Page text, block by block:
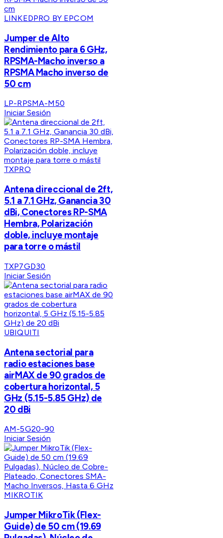
LINKEDPRO BY EPCOM
Jumper de Alto
Rendimiento para 6 GHz,
RPSMA-Macho inverso a
RPSMA Macho inverso de
50 cm
LP-RPSMA-M50
Iniciar Sesión
TXPRO
Antena direccional de 2ft,
5.1 a 7.1 GHz, Ganancia 30
dBi, Conectores RP-SMA
Hembra, Polarización
doble, incluye montaje
para torre o mástil
TXP7GD30
Iniciar Sesión
UBIQUITI
Antena sectorial para
radio estaciones base
airMAX de 90 grados de
cobertura horizontal, 5
GHz (5.15-5.85 GHz) de
20 dBi
AM-5G20-90
Iniciar Sesión
MIKROTIK
Jumper MikroTik (Flex-
Guide) de 50 cm (19.69